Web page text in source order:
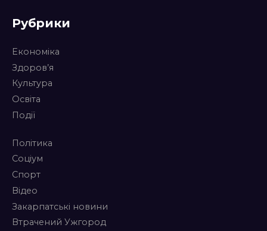
Рубрики
Економіка
Здоров’я
Культура
Освіта
Події
Політика
Соціум
Спорт
Відео
Закарпатські новини
Втрачений Ужгород